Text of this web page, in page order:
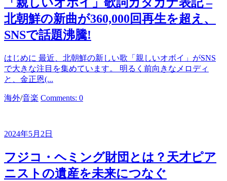
北朝鮮の新曲が360,000回再生を超え、
SNSで話題沸騰!
はじめに 最近、北朝鮮の新しい歌「親しいオボイ」がSNS
で大きな注目を集めています。 明るく前向きなメロディ
と、金正恩(...
カ
リ
ー
海外/音楽 Comments: 0
2024年5月2日
フジコ・ヘミング財団とは？天才ピア
ニストの遺産を未来につなぐ